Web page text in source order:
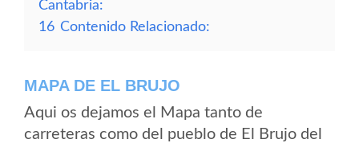
Cantabria:
16 Contenido Relacionado:
MAPA DE EL BRUJO
Aqui os dejamos el Mapa tanto de
carreteras como del pueblo de El Brujo del